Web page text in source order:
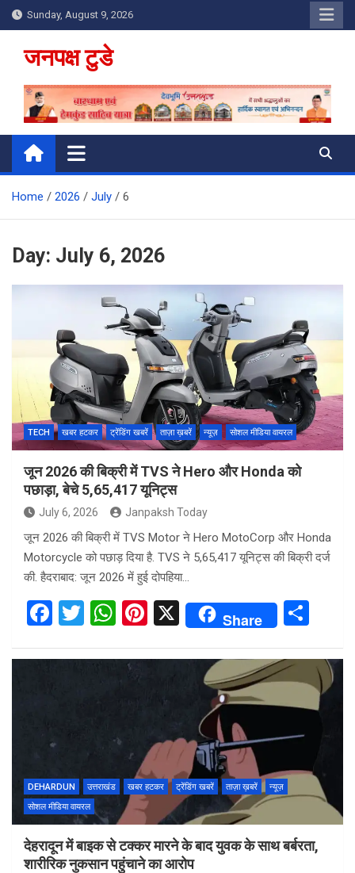
Skip
to
content
Sunday, August 9, 2026
जनपक्ष टुडे
Home 2026 July 6
Day: July 6, 2026
TECH खबर हटकर ट्रेंडिंग खबरें ताज़ा ख़बरें न्यूज़ सोशल मीडिया वायरल
जून 2026 की बिक्री में TVS ने Hero और Honda को
पछाड़ा, बेचे 5,65,417 यूनिट्स
July 6, 2026 Janpaksh Today
जून 2026 की बिक्री में TVS Motor ने Hero MotoCorp और Honda
Motorcycle को पछाड़ दिया है. TVS ने 5,65,417 यूनिट्स की बिक्री दर्ज
की. हैदराबाद: जून 2026 में हुई दोपहिया…
F
ce
o
T
tt
W
at
s
p
Pi
er
X Share
ar
e
DEHARDUN उत्तराखंड खबर हटकर ट्रेंडिंग खबरें ताज़ा ख़बरें
न्यूज़
सोशल मीडिया वायरल
देहरादून में बाइक से टक्कर मारने के बाद युवक के साथ बर्बरता,
शारीरिक नुकसान पहुंचाने का आरोप